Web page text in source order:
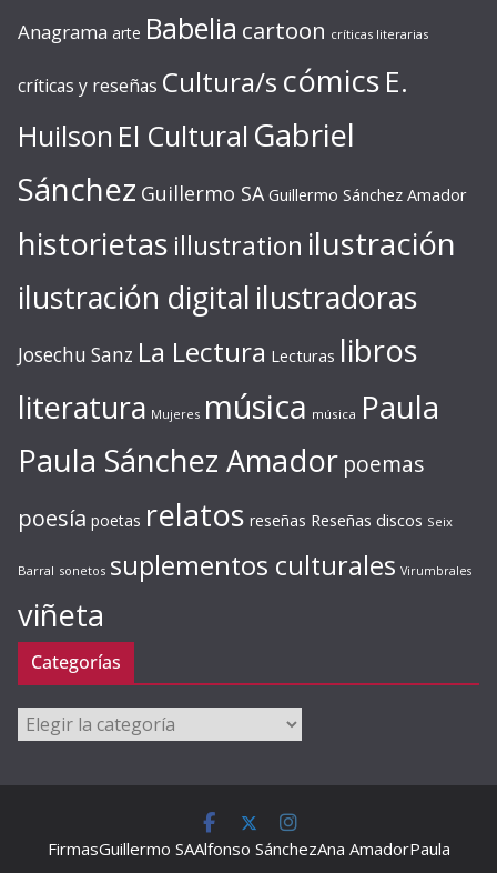
Anagrama arte Babelia cartoon críticas literarias
críticas y reseñas Cultura/s cómics E.
Huilson El Cultural Gabriel
Sánchez Guillermo SA Guillermo Sánchez Amador
historietas illustration ilustración
ilustración digital ilustradoras
Josechu Sanz La Lectura Lecturas libros
literatura Mujeres música música Paula
Paula Sánchez Amador poemas
poesía poetas relatos reseñas Reseñas discos Seix
Barral sonetos suplementos culturales Virumbrales
viñeta
Categorías
Categorías
FirmasGuillermo SAAlfonso SánchezAna AmadorPaula